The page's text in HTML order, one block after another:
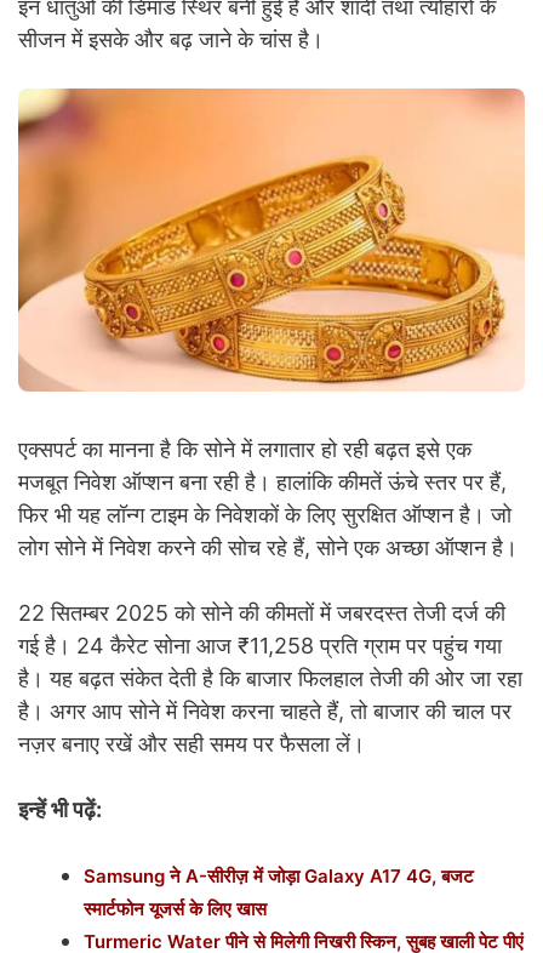
इन धातुओं की डिमांड स्थिर बनी हुई है और शादी तथा त्योहारों के
सीजन में इसके और बढ़ जाने के चांस है।
एक्सपर्ट का मानना है कि सोने में लगातार हो रही बढ़त इसे एक
मजबूत निवेश ऑप्शन बना रही है। हालांकि कीमतें ऊंचे स्तर पर हैं,
फिर भी यह लॉन्ग टाइम के निवेशकों के लिए सुरक्षित ऑप्शन है। जो
लोग सोने में निवेश करने की सोच रहे हैं, सोने एक अच्छा ऑप्शन है।
22 सितम्बर 2025 को सोने की कीमतों में जबरदस्त तेजी दर्ज की
गई है। 24 कैरेट सोना आज ₹11,258 प्रति ग्राम पर पहुंच गया
है। यह बढ़त संकेत देती है कि बाजार फिलहाल तेजी की ओर जा रहा
है। अगर आप सोने में निवेश करना चाहते हैं, तो बाजार की चाल पर
नज़र बनाए रखें और सही समय पर फैसला लें।
इन्हें भी पढ़ें:
Samsung ने A-सीरीज़ में जोड़ा Galaxy A17 4G, बजट
स्मार्टफोन यूजर्स के लिए खास
Turmeric Water पीने से मिलेगी निखरी स्किन, सुबह खाली पेट पीएं